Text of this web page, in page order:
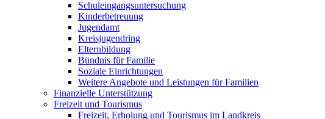
Schuleingangsuntersuchung
Kinderbetreuung
Jugendamt
Kreisjugendring
Elternbildung
Bündnis für Familie
Soziale Einrichtungen
Weitere Angebote und Leistungen für Familien
Finanzielle Unterstützung
Freizeit und Tourismus
Freizeit, Erholung und Tourismus im Landkreis